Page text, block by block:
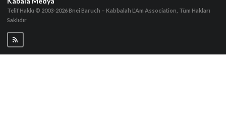
Telif Hakkı © 2003-2026Bnei Baruch – Kabbalah L’Am Association, Tüm Hakları
Saklıdır